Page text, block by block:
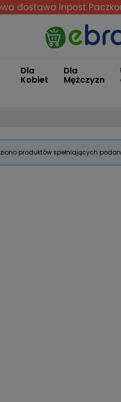
dostawa Inpost
Dla
Kobiet
Dla
Mężczyzn
produktów spełniających